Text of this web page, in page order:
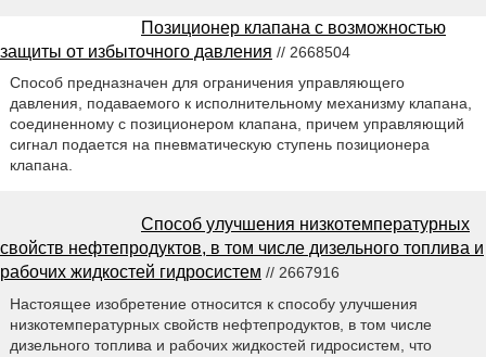
Позиционер клапана с возможностью
защиты от избыточного давления // 2668504
Способ предназначен для ограничения управляющего
давления, подаваемого к исполнительному механизму клапана,
соединенному с позиционером клапана, причем управляющий
сигнал подается на пневматическую ступень позиционера
клапана.
Способ улучшения низкотемпературных
свойств нефтепродуктов, в том числе дизельного топлива и
рабочих жидкостей гидросистем // 2667916
Настоящее изобретение относится к способу улучшения
низкотемпературных свойств нефтепродуктов, в том числе
дизельного топлива и рабочих жидкостей гидросистем, что